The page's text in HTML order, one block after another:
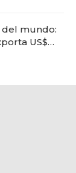
del mundo:
US$